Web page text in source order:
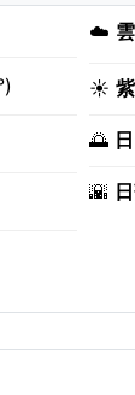
☁️
☀️
🌅
🌇